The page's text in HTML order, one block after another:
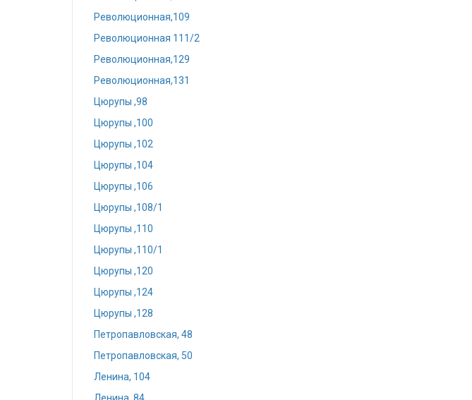
Революционная,109
Революционная 111/2
Революционная,129
Революционная,131
Цюрупы ,98
Цюрупы ,100
Цюрупы ,102
Цюрупы ,104
Цюрупы ,106
Цюрупы ,108/1
Цюрупы ,110
Цюрупы ,110/1
Цюрупы ,120
Цюрупы ,124
Цюрупы ,128
Петропавловская, 48
Петропавловская, 50
Ленина, 104